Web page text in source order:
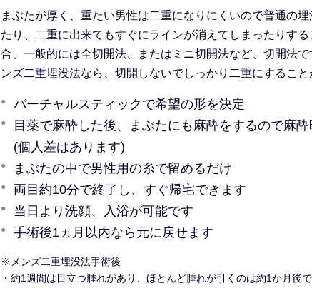
まぶたが厚く、重たい男性は二重になりにくいので普通の
たり、二重に出来てもすぐにラインが消えてしまったりす
合、一般的には全切開法、またはミニ切開法など、切開法
ンズ二重埋没法なら、切開しないでしっかり二重にすること
バーチャルスティックで希望の形を決定
目薬で麻酔した後、まぶたにも麻酔をするので麻
(個人差はあります)
まぶたの中で男性用の糸で留めるだけ
両目約10分で終了し、すぐ帰宅できます
当日より洗顔、入浴が可能です
手術後1ヵ月以内なら元に戻せます
※メンズ二重埋没法手術後
・約1週間は目立つ腫れがあり、ほとんど腫れが引くのは約1か月後で